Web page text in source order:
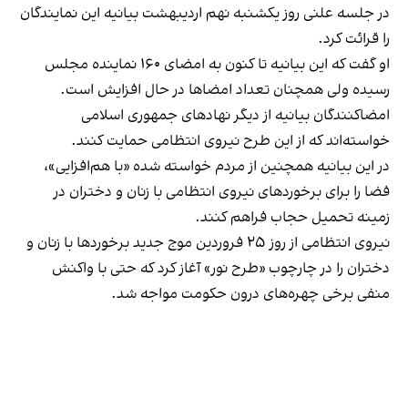
در جلسه علنی روز یکشنبه نهم اردیبهشت بیانیه این نمایندگان
را قرائت کرد.
او گفت که این بیانیه تا کنون به امضای ۱۶۰ نماینده مجلس
رسیده ولی همچنان تعداد امضاها در حال افزایش است.
امضاکنندگان بیانیه از دیگر نهادهای جمهوری اسلامی
خواسته‌اند که از این طرح نیروی انتظامی حمایت کنند.
در این بیانیه همچنین از مردم خواسته شده «با هم‌افزایی»،
فضا را برای برخوردهای نیروی انتظامی با زنان و دختران در
زمینه تحمیل حجاب فراهم کنند.
نیروی انتظامی از روز ۲۵ فروردین موج جدید برخوردها با زنان و
دختران را در چارچوب «طرح نور» آغاز کرد که حتی با واکنش
منفی برخی چهره‌های درون حکومت مواجه شد.